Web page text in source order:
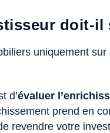
doit-il
uniquement
d’évaluer
prend en
revendre votre